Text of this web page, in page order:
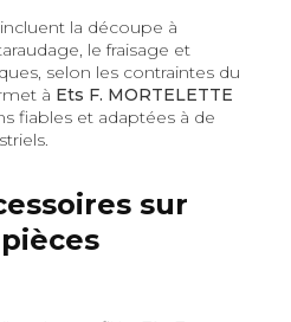
la découpe à
le fraisage et
selon les contraintes du
à Ets F. MORTELETTE
fiables et adaptées à de
sur